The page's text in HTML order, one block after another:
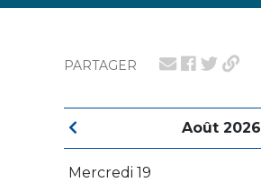
PARTAGER
Août 2026
Mercredi 19